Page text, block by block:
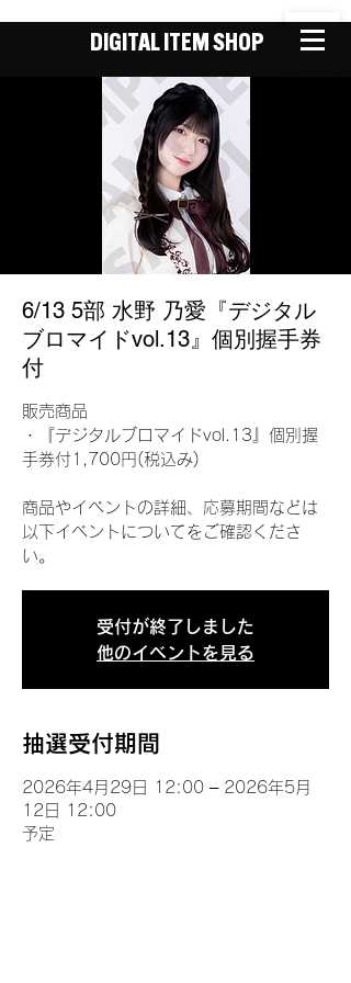
DIGITAL ITEM SHOP
6/13 5部 水野 乃愛『デジタル
ブロマイドvol.13』個別握手券
付
販売商品
・『デジタルブロマイドvol.13』個別握
手券付1,700円(税込み)
商品やイベントの詳細、応募期間などは
以下イベントについてをご確認くださ
い。
受付が終了しました
他のイベントを見る
抽選受付期間
2026年4月29日 12:00 – 2026年5月
12日 12:00
予定